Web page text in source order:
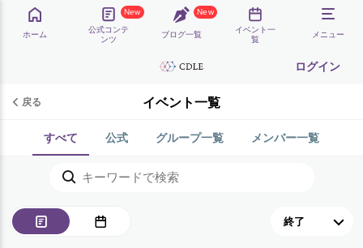
ホーム
New
公式コンテ
ンツ
New
ブログ一覧
イベント一
覧
メニュー
ログイン
戻る イベント一覧
すべて 公式 グループ一覧 メンバー一覧